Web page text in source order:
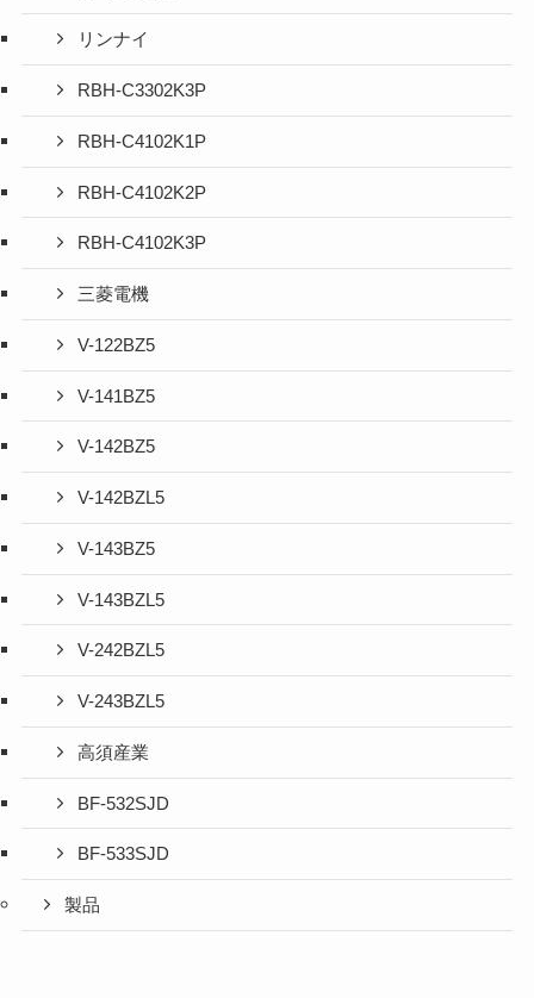
リンナイ
RBH-C3302K3P
RBH-C4102K1P
RBH-C4102K2P
RBH-C4102K3P
三菱電機
V-122BZ5
V-141BZ5
V-142BZ5
V-142BZL5
V-143BZ5
V-143BZL5
V-242BZL5
V-243BZL5
高須産業
BF-532SJD
BF-533SJD
製品